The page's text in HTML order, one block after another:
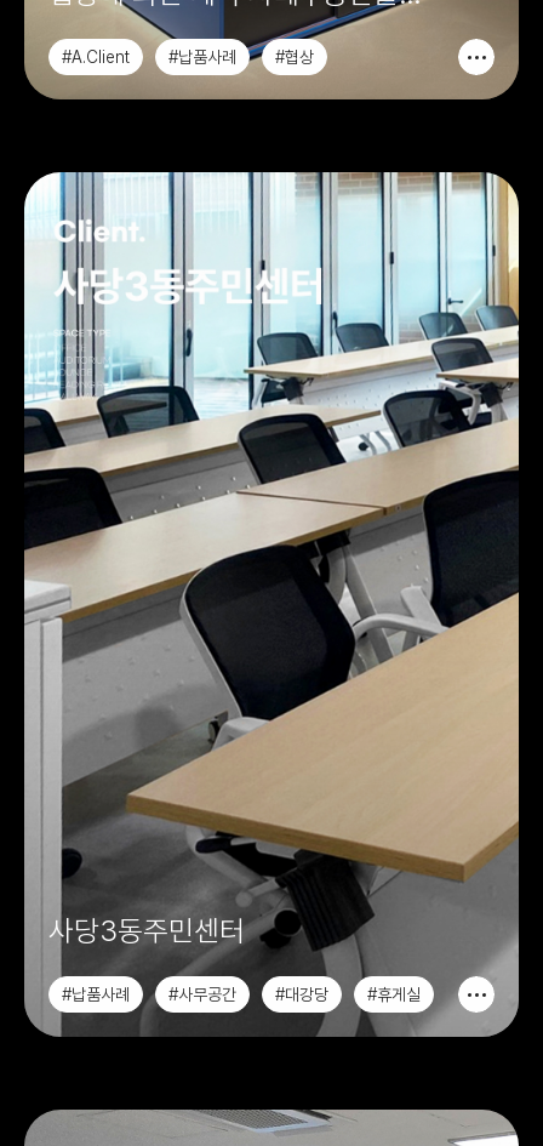
완성하는 설계·제작 프로젝트
#A.Client #납품사례 #협상
사당3동주민센터
#납품사례 #사무공간 #대강당 #휴게실